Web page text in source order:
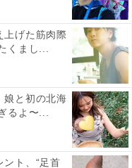
上げた筋肉際
くまし...
娘と初の北海
るよ〜...
ント、“足首